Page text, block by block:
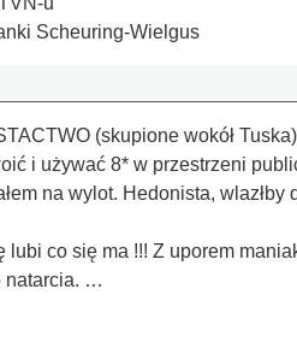
Scheuring-Wielgus
(skupione wokół
i używać 8* w przestrzeni
na wylot. Hedonista,
lubi co się ma !!! Z uporem
natarcia. …